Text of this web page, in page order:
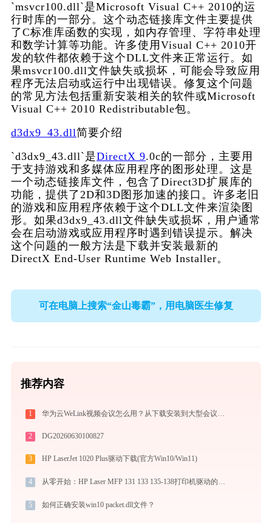
`msvcr100.dll`是Microsoft Visual C++ 2010的运
行时库的一部分。这个动态链接库文件主要提供
了C标准库函数的实现，如内存管理、字符串处理
和数学计算等功能。许多使用Visual C++ 2010开
发的软件都依赖于这个DLL文件来正常运行。如
果msvcr100.dll文件缺失或损坏，可能会导致应用
程序无法启动或运行中出现错误。修复这个问题
的常见方法包括重新安装相关的软件或Microsoft
Visual C++ 2010 Redistributable包。
d3dx9_43.dll简要介绍
`d3dx9_43.dll`是DirectX 9.0c的一部分，主要用
于支持游戏和多媒体应用程序的图形处理。这是
一个动态链接库文件，包含了Direct3D扩展库的
功能，提供了2D和3D图形加速的接口。许多老旧
的游戏和应用程序依赖于这个DLL文件来渲染图
形。如果d3dx9_43.dll文件缺失或损坏，用户通常
会在启动游戏或应用程序时遇到错误提示。解决
这个问题的一般方法是下载并安装最新的
DirectX End-User Runtime Web Installer。
可在电脑上搜索“金山毒霸”，用电脑医生修复
推荐内容
1 华为云WeLink视频会议怎么用？从下载安装到大型会议主持的全流程指南
2 DG20260630100827
3 HP LaserJet 1020 Plus驱动下载(官方Win10/Win11)
4 从零开始：HP Laser MFP 131 133 135-138打印机驱动的下载及安装流程
5 如何正确安装win10 packet.dll文件？